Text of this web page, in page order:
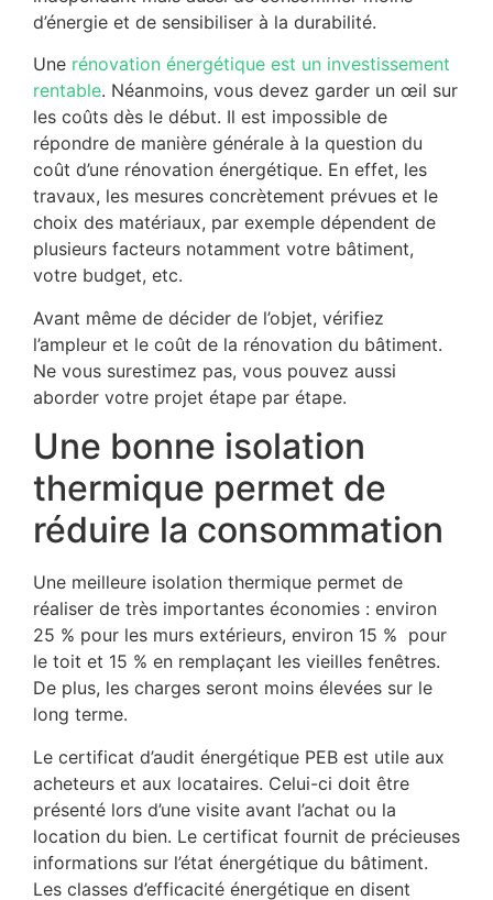
d’énergie et de sensibiliser à la durabilité.
Une rénovation énergétique est un investissement
rentable. Néanmoins, vous devez garder un œil sur
les coûts dès le début. Il est impossible de
répondre de manière générale à la question du
coût d’une rénovation énergétique. En effet, les
travaux, les mesures concrètement prévues et le
choix des matériaux, par exemple dépendent de
plusieurs facteurs notamment votre bâtiment,
votre budget, etc.
Avant même de décider de l’objet, vérifiez
l’ampleur et le coût de la rénovation du bâtiment.
Ne vous surestimez pas, vous pouvez aussi
aborder votre projet étape par étape.
Une bonne isolation
thermique permet de
réduire la consommation
Une meilleure isolation thermique permet de
réaliser de très importantes économies : environ
25 % pour les murs extérieurs, environ 15 % pour
le toit et 15 % en remplaçant les vieilles fenêtres.
De plus, les charges seront moins élevées sur le
long terme.
Le certificat d’audit énergétique PEB est utile aux
acheteurs et aux locataires. Celui-ci doit être
présenté lors d’une visite avant l’achat ou la
location du bien. Le certificat fournit de précieuses
informations sur l’état énergétique du bâtiment.
Les classes d’efficacité énergétique en disent